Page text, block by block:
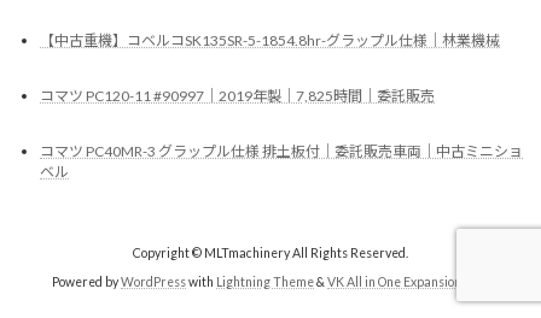
【中古重機】コベルコSK135SR-5-1854.8hr-グラップル仕様｜林業機械
コマツ PC120-11 #90997｜2019年製｜7,825時間｜委託販売
コマツ PC40MR-3 グラップル仕様 排土板付｜委託販売車両｜中古ミニショ
ベル
Copyright © MLTmachinery All Rights Reserved.
Powered byWordPresswith Lightning Theme& VK All in One Expansion Unit